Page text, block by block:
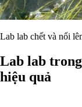
Lab lab chết và nổi
Lab lab
hiệu quả